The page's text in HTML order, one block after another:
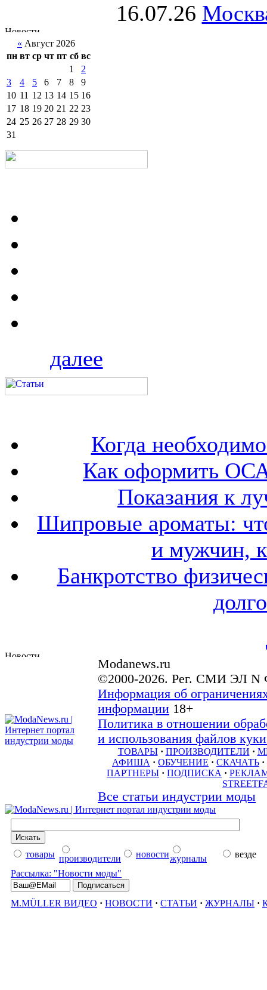
16.07.26
« Август 2026
пн вт ср чт пт сб вс
1
2
3
4 5 6 7 8
9
10 11 12 13 14 15 16
17 18 19 20 21 22 23
24 25 26 27 28 29 30
31
далее
Когда
Как оформить
Показания к
Шипровые ароматы:
и мужчин,
Банкротство
Modanews.ru
©2000-2026. Рег. СМИ ЭЛ N
Информация об
информации 18+
Политика в отношении
и использования файлов
ТОВАРЫ · ПРОИЗВОДИТЕЛИ ·
АФИША · ОБУЧЕНИЕ · СКАЧАТЬ ·
ПАРТНЕРЫ · ПОДПИСКА ·
Все статьи индустрии моды
товары производители новостижурналы
везде
Рассылка: "Новости моды"
M.MÜLLER ВИДЕО · НОВОСТИ · СТАТЬИ · ЖУРНАЛЫ ·